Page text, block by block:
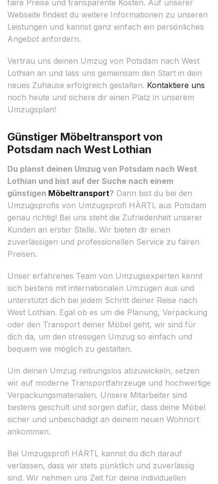
faire Preise und transparente Kosten. Auf unserer
Webseite findest du weitere Informationen zu unseren
Leistungen und kannst ganz einfach ein persönliches
Angebot anfordern.
Vertrau uns deinen Umzug von Potsdam nach West
Lothian an und lass uns gemeinsam den Start in dein
neues Zuhause erfolgreich gestalten. Kontaktiere uns
noch heute und sichere dir einen Platz in unserem
Umzugsplan!
Günstiger Möbeltransport von
Potsdam nach West Lothian
Du planst deinen Umzug von Potsdam nach West
Lothian und bist auf der Suche nach einem
günstigen Möbeltransport? Dann bist du bei den
Umzugsprofis von Umzugsprofi HÄRTL aus Potsdam
genau richtig! Bei uns steht die Zufriedenheit unserer
Kunden an erster Stelle. Wir bieten dir einen
zuverlässigen und professionellen Service zu fairen
Preisen.
Unser erfahrenes Team von Umzugsexperten kennt
sich bestens mit internationalen Umzügen aus und
unterstützt dich bei jedem Schritt deiner Reise nach
West Lothian. Egal ob es um die Planung, Verpackung
oder den Transport deiner Möbel geht, wir sind für
dich da, um den stressigen Umzug so einfach und
bequem wie möglich zu gestalten.
Um deinen Umzug reibungslos abzuwickeln, setzen
wir auf moderne Transportfahrzeuge und hochwertige
Verpackungsmaterialien. Unsere Mitarbeiter sind
bestens geschult und sorgen dafür, dass deine Möbel
sicher und unbeschädigt an deinem neuen Wohnort
ankommen.
Bei Umzugsprofi HÄRTL kannst du dich darauf
verlassen, dass wir stets pünktlich und zuverlässig
sind. Wir nehmen uns Zeit für deine individuellen